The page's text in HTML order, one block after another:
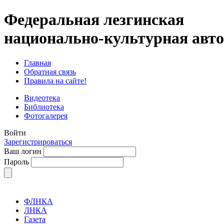
Федеральная лезгинская
национально-культурная
Главная
Обратная связь
Правила на сайте!
Видеотека
Библиотека
Фотогалерея
Войти
Зарегистрироваться
Ваш логин
Пароль
ФЛНКА
ЛНКА
Газета